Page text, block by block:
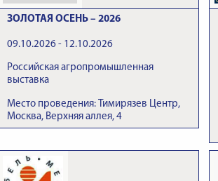
ЗОЛОТАЯ ОСЕНЬ – 2026
09.10.2026 - 12.10.2026
Российская агропромышленная
выставка
Место проведения: Тимирязев Центр,
Москва, Верхняя аллея, 4